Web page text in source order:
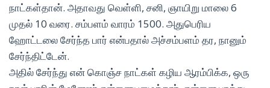
நாட்கள்தான். அதாவது வெள்ளி, சனி, ஞாயிறு மாலை 6
முதல் 10 வரை. சம்பளம் வாரம் 1500. அதுபெரிய
ஹோட்டலை சேர்ந்த பார் என்பதால் அச்சம்பளம் தர, நானும்
சேர்ந்திட்டேன்.
அதில் சேர்ந்து என் கொஞ்ச நாட்கள் கழிய ஆரம்பிக்க, ஒரு